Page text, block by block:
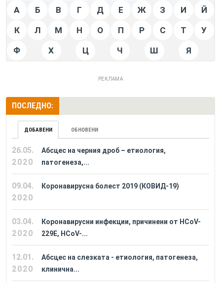
А Б В Г Д Е Ж З И Й
К Л М Н О П Р С Т У
Ф Х Ц Ч Ш Я
РЕКЛАМА
ПОСЛЕДНО:
ДОБАВЕНИ ОБНОВЕНИ
26.05.
2020
Абсцес на черния дроб – етиология,
патогенеза,...
09.04.
2020
Коронавирусна болест 2019 (КОВИД-19)
03.04.
2020
Коронавирусни инфекции, причинени от HCoV-
229E, HCoV-...
12.01.
2020
Абсцес на слезката - етиология, патогенеза,
клинична...